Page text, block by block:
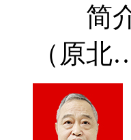
简介
（原北